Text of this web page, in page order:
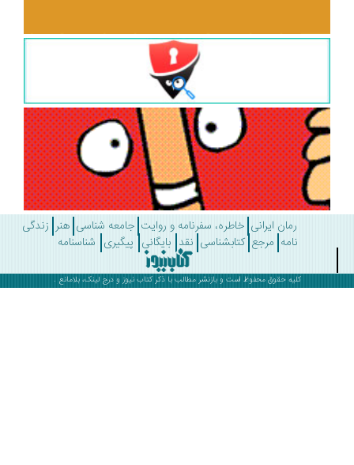
رمان ایرانی خاطره، سفرنامه و روایت جامعه شناسی هنر زندگی
مرجع کتابشناسی نقد بایگانی پیگیری شناسنامه
کلیه حقوق محفوظ است و بازنشر مطالب با ذکرکتاب نیوزو درج لینک، بلامانع .